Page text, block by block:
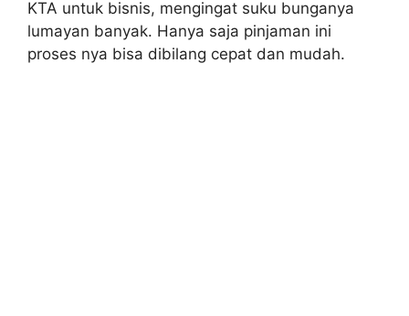
KTA untuk bisnis, mengingat suku bunganya
lumayan banyak. Hanya saja pinjaman ini
proses nya bisa dibilang cepat dan mudah.